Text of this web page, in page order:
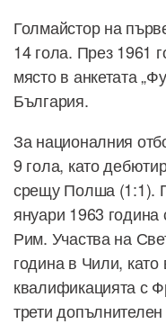
Голмайстор на
14 гола. През 1961
място в анкетата
България.
За националния
9 гола, като
срещу Полша (1:1).
януари 1963
Рим. Участва на
година в Чили,
квалификацията с
трети